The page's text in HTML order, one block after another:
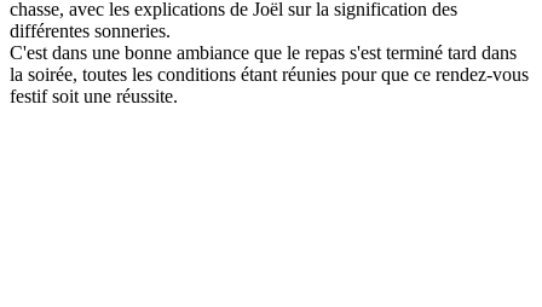
chasse, avec les explications de Joël sur la signification des
différentes sonneries.
C'est dans une bonne ambiance que le repas s'est terminé tard dans
la soirée, toutes les conditions étant réunies pour que ce rendez-vous
festif soit une réussite.